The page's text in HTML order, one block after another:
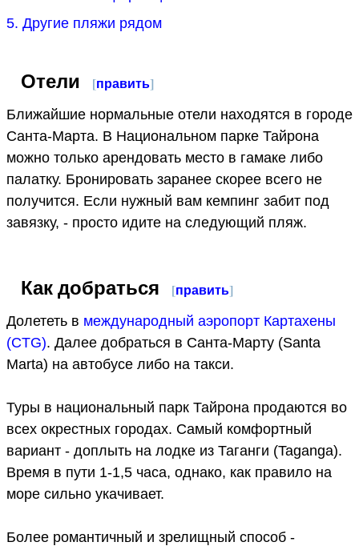
5. Другие пляжи рядом
Отели [править]
Ближайшие нормальные отели находятся в городе
Санта-Марта. В Национальном парке Тайрона
можно только арендовать место в гамаке либо
палатку. Бронировать заранее скорее всего не
получится. Если нужный вам кемпинг забит под
завязку, - просто идите на следующий пляж.
Как добраться [править]
Долететь в международный аэропорт Картахены
(CTG). Далее добраться в Санта-Марту (Santa
Marta) на автобусе либо на такси.
Туры в национальный парк Тайрона продаются во
всех окрестных городах. Самый комфортный
вариант - доплыть на лодке из Таганги (Taganga).
Время в пути 1-1,5 часа, однако, как правило на
море сильно укачивает.
Более романтичный и зрелищный способ -